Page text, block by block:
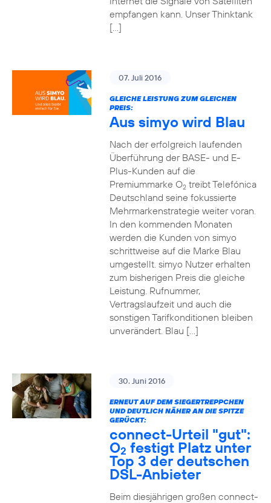
empfangen kann. Unser Thinktank
[…]
07. Juli 2016
GLEICHE LEISTUNG ZUM GLEICHEN
PREIS:
Aus simyo wird Blau
Nach der erfolgreich laufenden
Überführung der BASE- und E-
Plus-Kunden auf die
Premiummarke O2treibt Telefónica
Deutschland seine fokussierte
Mehrmarkenstrategie weiter voran.
In den kommenden Monaten
werden die Kunden von simyo
schrittweise auf die Marke Blau
umgestellt. simyo Nutzer erhalten
zum bisherigen Preis die gleiche
Leistung. Rufnummer,
Vertragslaufzeit und auch die
sonstigen Tarifkonditionen bleiben
unverändert. Blau […]
30. Juni 2016
ERNEUT AUF DEM SIEGERTREPPCHEN
UND DEUTLICH NÄHER AN DIE SPITZE
GERÜCKT:
connect-Urteil "gut":
O2 festigt Platz unter
Top 3 der deutschen
DSL-Anbieter
Beim diesjährigen großen connect-